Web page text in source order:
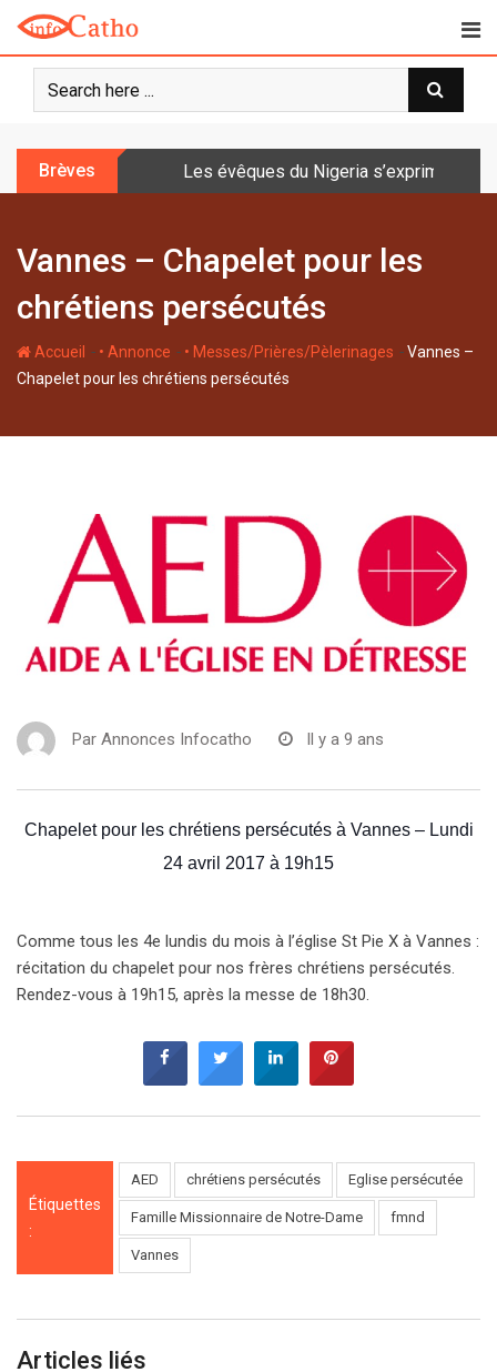
o
Brèves Les évêques du Nigeria s’expriment
Vannes – Chapelet pour les
chrétiens persécutés
Accueil - • Annonce - • Messes/Prières/Pèlerinages -Vannes –
Chapelet pour les chrétiens persécutés
Par Annonces Infocatho Il y a 9 ans
Chapelet pour les chrétiens persécutés à Vannes – Lundi
24 avril 2017 à 19h15
Comme tous les 4e lundis du mois à l’église St Pie X à Vannes :
récitation du chapelet pour nos frères chrétiens persécutés.
Rendez-vous à 19h15, après la messe de 18h30.
Étiquettes
:
AED chrétiens persécutés Eglise persécutée
Famille Missionnaire de Notre-Dame fmnd
Vannes
Articles liés